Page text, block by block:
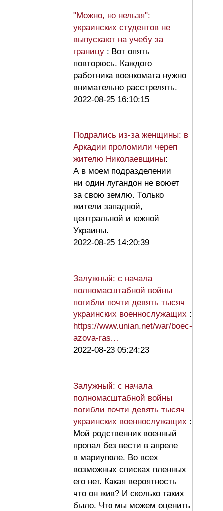
"Можно, но нельзя":
украинских студентов не
выпускают на учебу за
границу : Вот опять
повторюсь. Каждого
работника военкомата нужно
внимательно расстрелять.
2022-08-25 16:10:15
Подрались из-за женщины: в
Аркадии проломили череп
жителю Николаевщины:
А в моем подразделении
ни один лугандон не воюет
за свою землю. Только
жители западной,
центральной и южной
Украины.
2022-08-25 14:20:39
Залужный: с начала
полномасштабной войны
погибли почти девять тысяч
украинских военнослужащих :
https://www.unian.net/war/boec-
azova-ras…
2022-08-23 05:24:23
Залужный: с начала
полномасштабной войны
погибли почти девять тысяч
украинских военнослужащих :
Мой родственник военный
пропал без вести в апреле
в мариуполе. Во всех
возможных списках пленных
его нет. Какая вероятность
что он жив? И сколько таких
было. Что мы можем оценить